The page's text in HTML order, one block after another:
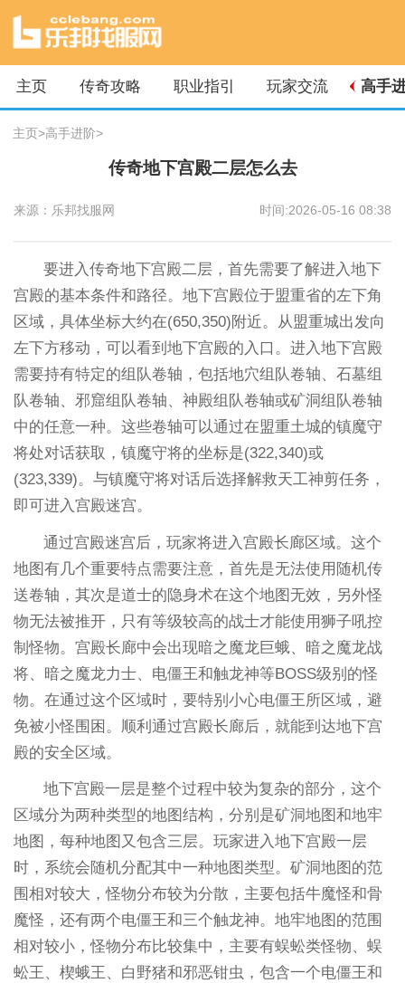
主页 传奇攻略 职业指引 玩家交流 高手
主页>高手进阶>
传奇地下宫殿二层怎么去
来源：乐邦找服网 时间:2026-05-16 08:38
要进入传奇地下宫殿二层，首先需要了解进入地下
宫殿的基本条件和路径。地下宫殿位于盟重省的左下角
区域，具体坐标大约在(650,350)附近。从盟重城出发向
左下方移动，可以看到地下宫殿的入口。进入地下宫殿
需要持有特定的组队卷轴，包括地穴组队卷轴、石墓组
队卷轴、邪窟组队卷轴、神殿组队卷轴或矿洞组队卷轴
中的任意一种。这些卷轴可以通过在盟重土城的镇魔守
将处对话获取，镇魔守将的坐标是(322,340)或
(323,339)。与镇魔守将对话后选择解救天工神剪任务，
即可进入宫殿迷宫。
通过宫殿迷宫后，玩家将进入宫殿长廊区域。这个
地图有几个重要特点需要注意，首先是无法使用随机传
送卷轴，其次是道士的隐身术在这个地图无效，另外怪
物无法被推开，只有等级较高的战士才能使用狮子吼控
制怪物。宫殿长廊中会出现暗之魔龙巨蛾、暗之魔龙战
将、暗之魔龙力士、电僵王和触龙神等BOSS级别的怪
物。在通过这个区域时，要特别小心电僵王所区域，避
免被小怪围困。顺利通过宫殿长廊后，就能到达地下宫
殿的安全区域。
地下宫殿一层是整个过程中较为复杂的部分，这个
区域分为两种类型的地图结构，分别是矿洞地图和地牢
地图，每种地图又包含三层。玩家进入地下宫殿一层
时，系统会随机分配其中一种地图类型。矿洞地图的范
围相对较大，怪物分布较为分散，主要包括牛魔怪和骨
魔怪，还有两个电僵王和三个触龙神。地牢地图的范围
相对较小，怪物分布比较集中，主要有蜈蚣类怪物、蜈
蚣王、楔蛾王、白野猪和邪恶钳虫，包含一个电僵王和